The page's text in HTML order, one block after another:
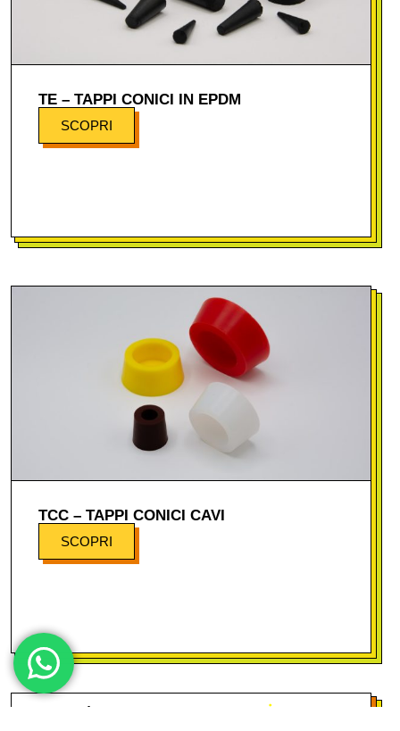
TE – TAPPI CONICI IN EPDM
SCOPRI
TCC – TAPPI CONICI CAVI
SCOPRI